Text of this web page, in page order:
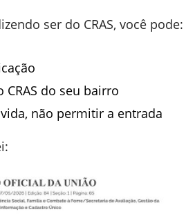
ser do CRAS, você pode:
CRAS do seu bairro
não permitir a entrada